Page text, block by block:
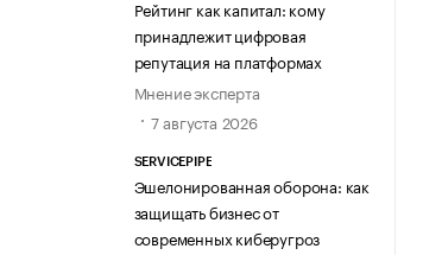
Рейтинг как капитал: кому
принадлежит цифровая
репутация на платформах
Мнение эксперта
7 августа 2026
SERVICEPIPE
Эшелонированная оборона: как
защищать бизнес от
современных киберугроз